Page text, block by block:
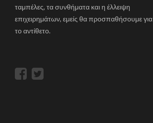
ταμπέλες, τα συνθήματα και η έλλειψη
επιχειρημάτων, εμείς θα προσπαθήσουμε για
το αντίθετο.